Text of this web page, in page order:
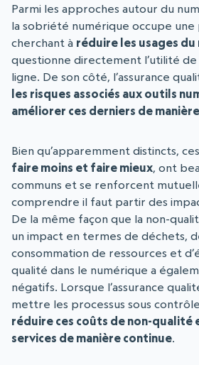
Parmi les approches autour du
la sobriété numérique occupe une
cherchant à réduire les usages
questionne directement l’utilité de
ligne. De son côté, l’assurance
les risques associés aux outils
améliorer ces derniers de
Bien qu’apparemment distincts,
faire moins et faire mieux, ont
communs et se renforcent
comprendre il faut partir des
De la même façon que la non-
un impact en termes de déchets,
consommation de ressources et
qualité dans le numérique a
négatifs. Lorsque l’assurance
mettre les processus sous
réduire ces coûts de non-qualité
services de manière continue.